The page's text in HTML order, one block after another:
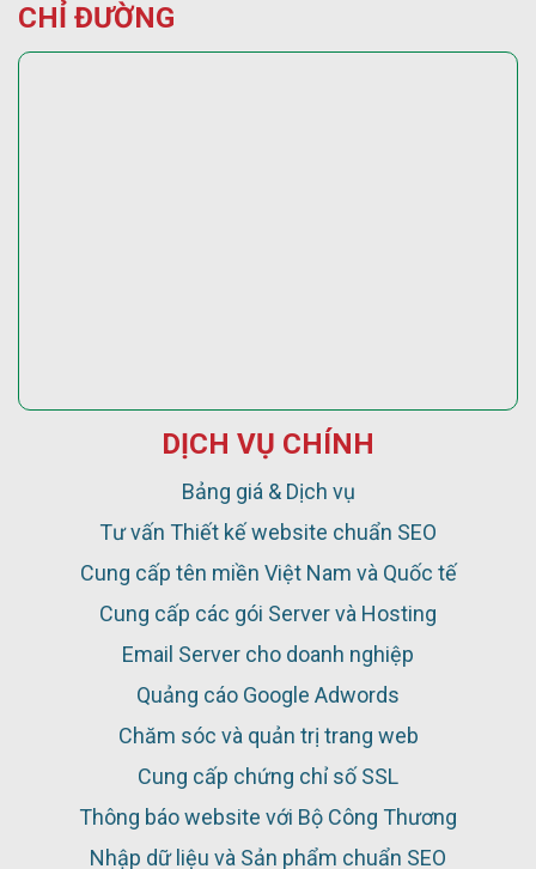
CHỈ ĐƯỜNG
DỊCH VỤ CHÍNH
Bảng giá & Dịch vụ
Tư vấn Thiết kế website chuẩn SEO
Cung cấp tên miền Việt Nam và Quốc tế
Cung cấp các gói Server và Hosting
Email Server cho doanh nghiệp
Quảng cáo Google Adwords
Chăm sóc và quản trị trang web
Cung cấp chứng chỉ số SSL
Thông báo website với Bộ Công Thương
Nhập dữ liệu và Sản phẩm chuẩn SEO